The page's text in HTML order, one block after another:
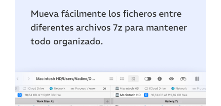
Mueva fácilmente los ficheros entre
diferentes archivos 7z para mantener
todo organizado.